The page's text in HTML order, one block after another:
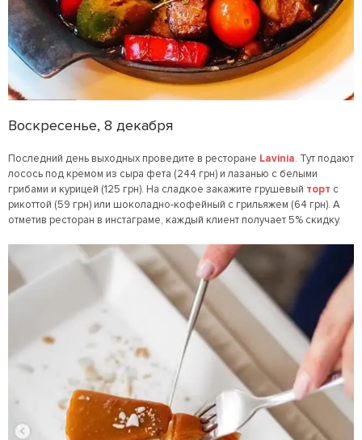
Воскресенье, 8 декабря
Последний день выходных проведите в ресторане Lavinia. Тут подают
лосось под кремом из сыра фета (244 грн) и лазанью с белыми
грибами и курицей (125 грн). На сладкое закажите грушевый торт с
рикоттой (59 грн) или шоколадно-кофейный с грильяжем (64 грн). А
отметив ресторан в инстаграме, каждый клиент получает 5% скидку.